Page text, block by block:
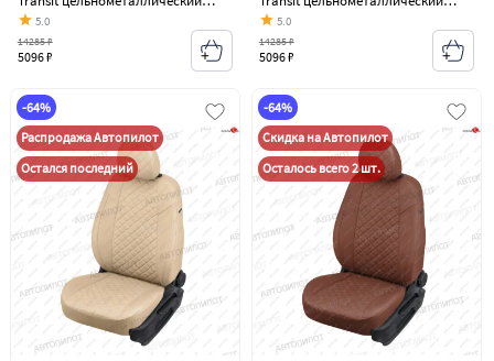
фургон (2006-2014)
5.0
5096 ₽
14285 ₽
фургон (2006-2014)
5.0
5096 ₽
14285 ₽
-64%
Распродажа Автопилот
Остался последний
-64%
Скидка на Автопилот
Осталось всего 2 шт.